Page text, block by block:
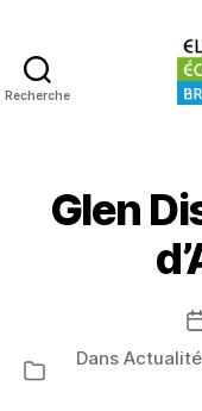
Recherche
Glen
Catégories
Dans